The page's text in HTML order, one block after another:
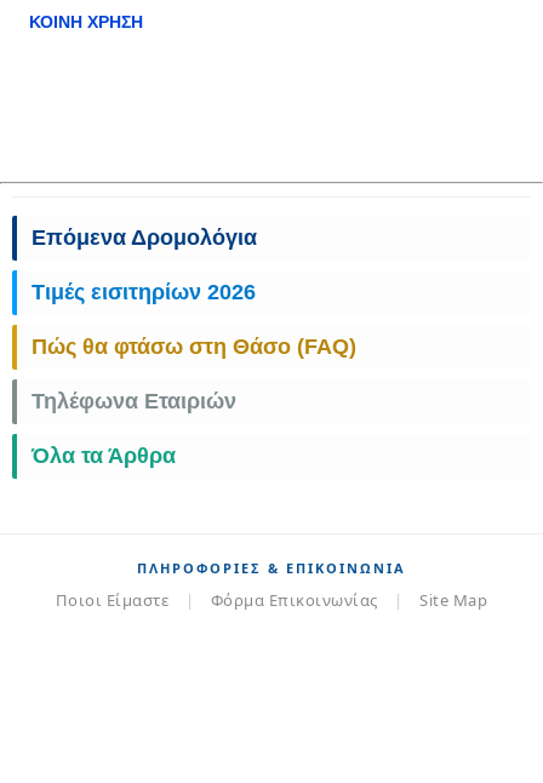
ΚΟΙΝΉ ΧΡΉΣΗ
Επόμενα Δρομολόγια
Τιμές εισιτηρίων 2026
Πώς θα φτάσω στη Θάσο (FAQ)
Τηλέφωνα Εταιριών
Όλα τα Άρθρα
ΠΛΗΡΟΦΟΡΊΕΣ & ΕΠΙΚΟΙΝΩΝΊΑ
Ποιοι Είμαστε | Φόρμα Επικοινωνίας | Site Map